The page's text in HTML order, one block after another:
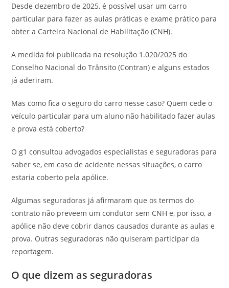
Desde dezembro de 2025, é possível usar um carro
particular para fazer as aulas práticas e exame prático para
obter a Carteira Nacional de Habilitação (CNH).
A medida foi publicada na resolução 1.020/2025 do
Conselho Nacional do Trânsito (Contran) e alguns estados
já aderiram.
Mas como fica o seguro do carro nesse caso? Quem cede o
veículo particular para um aluno não habilitado fazer aulas
e prova está coberto?
O g1 consultou advogados especialistas e seguradoras para
saber se, em caso de acidente nessas situações, o carro
estaria coberto pela apólice.
Algumas seguradoras já afirmaram que os termos do
contrato não preveem um condutor sem CNH e, por isso, a
apólice não deve cobrir danos causados durante as aulas e
prova. Outras seguradoras não quiseram participar da
reportagem.
O que dizem as seguradoras